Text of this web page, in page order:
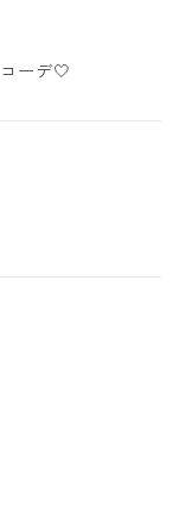
ーデ🤍